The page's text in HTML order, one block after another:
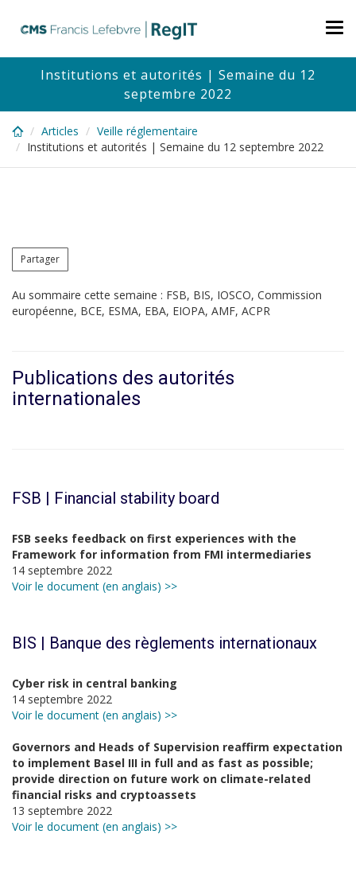
content
Institutions et autorités | Semaine du 12
septembre 2022
Articles
Veille réglementaire
Institutions et autorités | Semaine du 12 septembre 2022
Partager
Au sommaire cette semaine : FSB, BIS, IOSCO, Commission
européenne, BCE, ESMA, EBA, EIOPA, AMF, ACPR
Publications des autorités
internationales
FSB | Financial stability board
FSB seeks feedback on first experiences with the
Framework for information from FMI intermediaries
14 septembre 2022
Voir le document (en anglais) >>
BIS | Banque des règlements internationaux
Cyber risk in central banking
14 septembre 2022
Voir le document (en anglais) >>
Governors and Heads of Supervision reaffirm expectation
to implement Basel III in full and as fast as possible;
provide direction on future work on climate-related
financial risks and cryptoassets
13 septembre 2022
Voir le document (en anglais) >>